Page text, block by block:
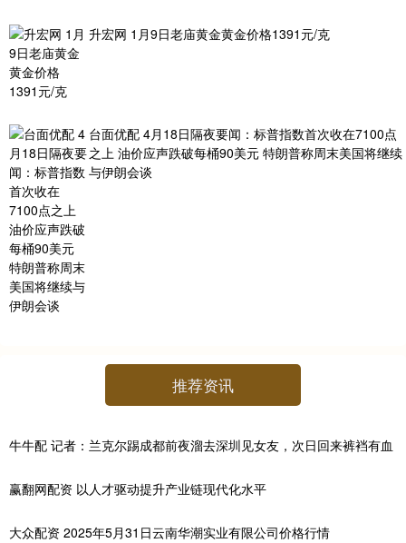
升宏网 1月9日老庙黄金黄金价格1391元/克
台面优配 4月18日隔夜要闻：标普指数首次收在7100点
之上 油价应声跌破每桶90美元 特朗普称周末美国将继续
与伊朗会谈
推荐资讯
牛牛配 记者：兰克尔踢成都前夜溜去深圳见女友，次日回来裤裆有血
赢翻网配资 以人才驱动提升产业链现代化水平
大众配资 2025年5月31日云南华潮实业有限公司价格行情